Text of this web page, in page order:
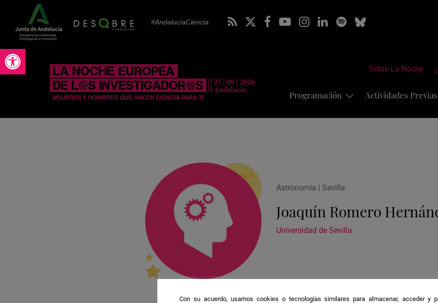
Abrir barra de herramientas
#AndalucíaCiencia
Sobre La Noche
Programación Actividades Previas
Astronomía | Sevilla
Joaquín Romero
Universidad de Sevilla
Con su acuerdo, usamos cookies o tecnologías similares para almacenar, acceder y